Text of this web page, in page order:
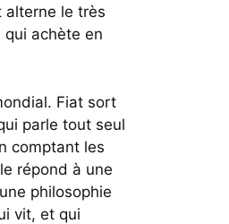
alterne le très
qui achète en
Fiat sort
parle tout seul
comptant les
répond à une
philosophie
vit, et qui